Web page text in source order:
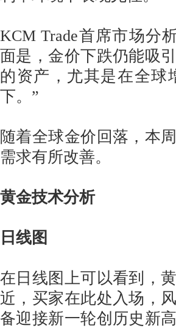
KCM Trade首席市场分
面是，金价下跌仍能吸
的资产，尤其是在全球
下。”
随着全球金价回落，本
需求有所改善。
黄金技术分析
日线图
在日线图上可以看到，
近，买家在此处入场，
备迎接新一轮创历史新